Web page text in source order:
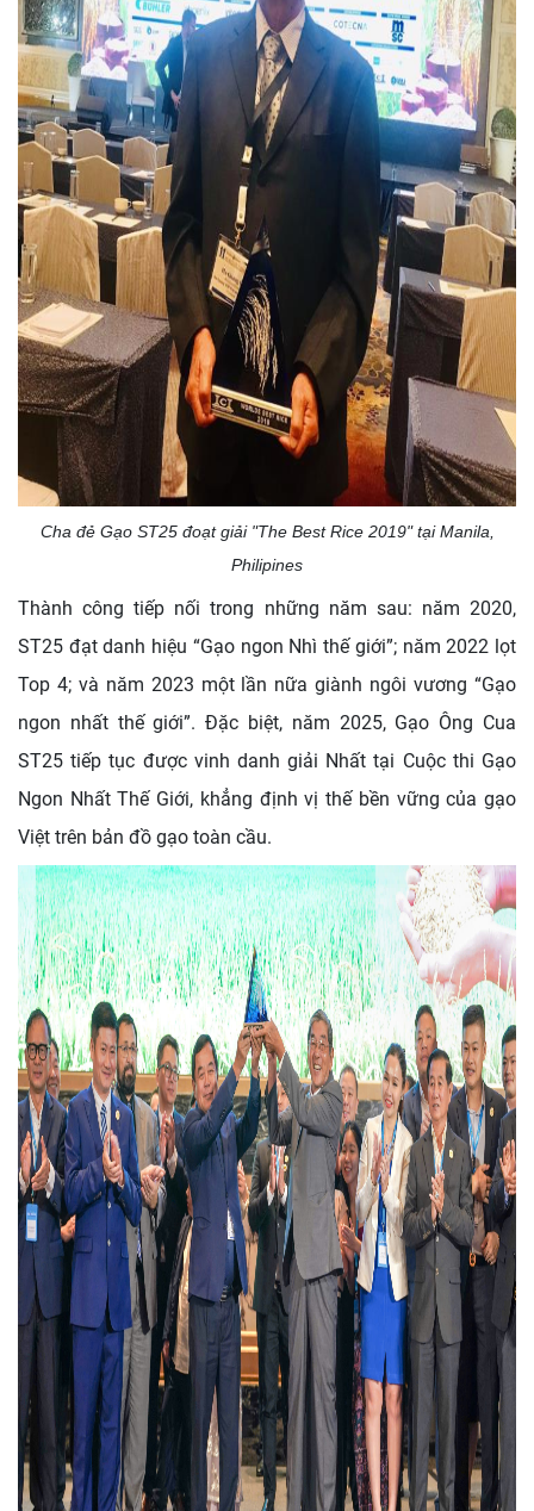
Cha đẻ Gạo ST25 đoạt giải "The Best Rice 2019" tại Manila,
Philipines
Thành công tiếp nối trong những năm sau: năm 2020,
ST25 đạt danh hiệu “Gạo ngon Nhì thế giới”; năm 2022 lọt
Top 4; và năm 2023 một lần nữa giành ngôi vương “Gạo
ngon nhất thế giới”. Đặc biệt, năm 2025, Gạo Ông Cua
ST25 tiếp tục được vinh danh giải Nhất tại Cuộc thi Gạo
Ngon Nhất Thế Giới, khẳng định vị thế bền vững của gạo
Việt trên bản đồ gạo toàn cầu.